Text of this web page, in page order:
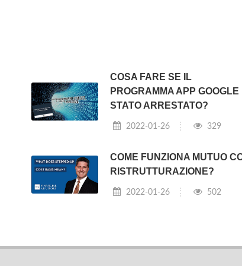
COSA FARE SE IL
PROGRAMMA APP GOOGLE
STATO ARRESTATO?
2022-01-26 329
COME FUNZIONA MUTUO
RISTRUTTURAZIONE?
2022-01-26 502